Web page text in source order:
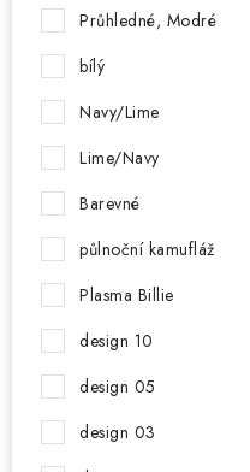
Průhledné, Modré
bílý
Navy/Lime
Lime/Navy
Barevné
půlnoční kamufláž
Plasma Billie
design 10
design 05
design 03